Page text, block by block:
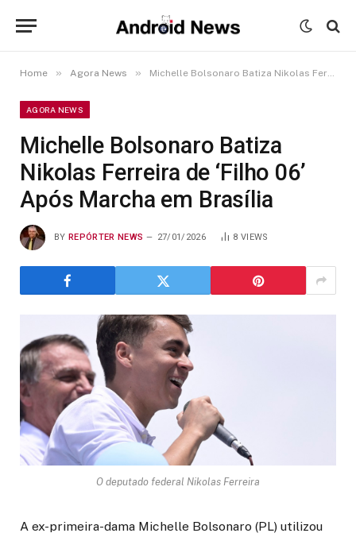
Home » Agora News » Michelle Bolsonaro Batiza Nikolas Ferreira de ‘Filho 06’ Após Marcha em Brasília
AGORA NEWS
Michelle Bolsonaro Batiza
Nikolas Ferreira de ‘Filho 06’
Após Marcha em Brasília
BY REPÓRTER NEWS 27/01/2026 8 VIEWS
O deputado federal Nikolas Ferreira
A ex-primeira-dama Michelle Bolsonaro (PL) utilizou